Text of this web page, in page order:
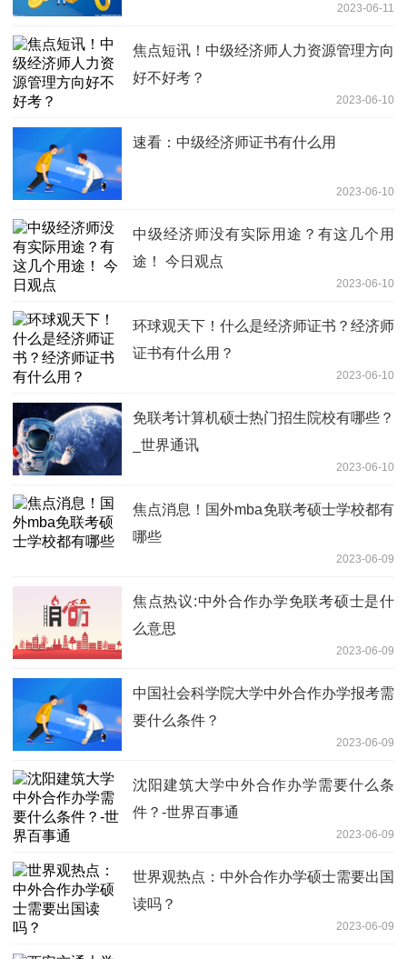
2023-06-11
焦点短讯！中级经济师人力资源管理方向
好不好考？
2023-06-10
速看：中级经济师证书有什么用
2023-06-10
中级经济师没有实际用途？有这几个用
途！ 今日观点
2023-06-10
环球观天下！什么是经济师证书？经济师
证书有什么用？
2023-06-10
免联考计算机硕士热门招生院校有哪些？
_世界通讯
2023-06-10
焦点消息！国外mba免联考硕士学校都有
哪些
2023-06-09
焦点热议:中外合作办学免联考硕士是什
么意思
2023-06-09
中国社会科学院大学中外合作办学报考需
要什么条件？
2023-06-09
沈阳建筑大学中外合作办学需要什么条
件？-世界百事通
2023-06-09
世界观热点：中外合作办学硕士需要出国
读吗？
2023-06-09